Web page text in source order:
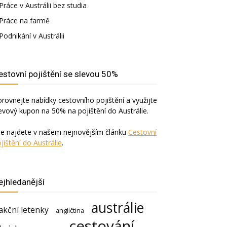
Práce v Austrálii bez studia
Práce na farmě
Podnikání v Austrálii
pojištění se slevou 50%
nabídky cestovního pojištění a využijte
kupon na 50% na pojištění do Austrálie.
najdete v našem nejnovějším článku Cestovní
do Austrálie.
letenky angličtina austrálie